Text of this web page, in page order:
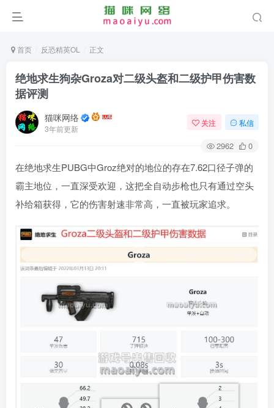
首页 反恐精英OL 正文
绝地求生狗杂Groza对二级头盔和二级护甲伤害数
据评测
猫咪网络
3年前更新
关注 私信
2962 0
在绝地求生PUBG中Groz绝对的地位的存在7.62口径子弹的
霸主地位，一直深受欢迎，这把全自动步枪也只有通过空头
补给箱获得，它的伤害射速非常高，一直被玩家追求。